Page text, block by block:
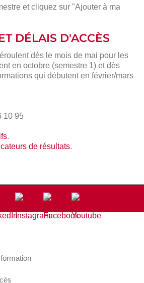
et cliquez sur "Ajouter à ma
DÉLAIS D'ACCÈS
dès le mois de mai pour les
en octobre (semestre 1) et dès
qui débutent en février/mars
10 95
.
de résultats.